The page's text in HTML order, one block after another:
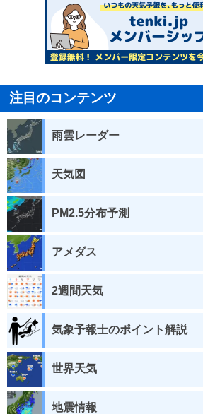
注目のコンテンツ
雨雲レーダー
天気図
PM2.5分布予測
アメダス
2週間天気
気象予報士のポイント解説
世界天気
地震情報